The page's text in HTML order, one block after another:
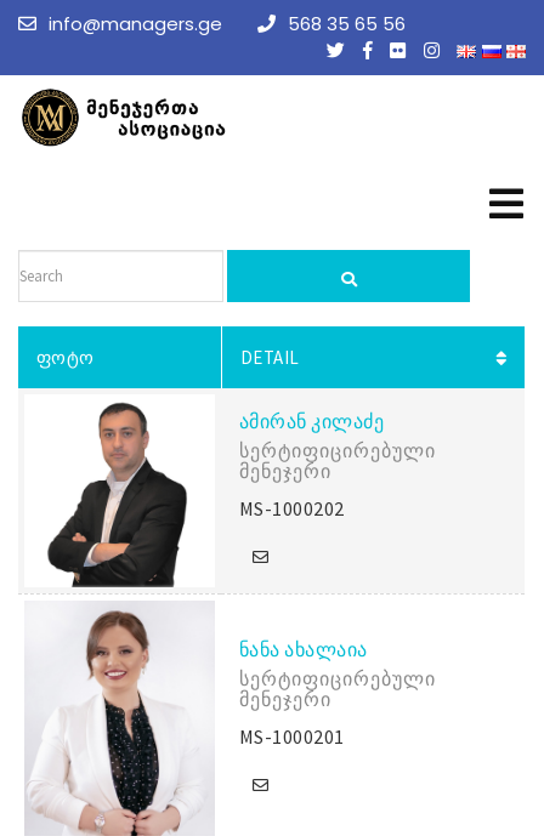
info@managers.ge 568 35 65 56
ᲤᲝᲢᲝ DETAIL
ᲐᲛᲘᲠᲐᲜ ᲙᲘᲚᲐᲫᲔ
Სერტიფიცირებული
Მენეჯერი
MS-1000202
ᲜᲐᲜᲐ ᲐᲮᲐᲚᲐᲘᲐ
Სერტიფიცირებული
Მენეჯერი
MS-1000201